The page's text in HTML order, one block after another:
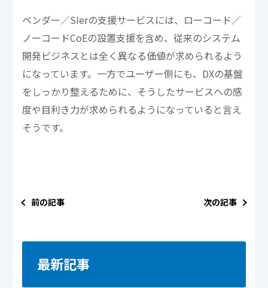
ベンダー／SIerの支援サービスには、ローコード／
ノーコードCoEの設置支援を含め、従来のシステム
開発ビジネスとは全く異なる価値が求められるよう
になっています。一方でユーザー側にも、DXの基盤
をしっかり整えるために、そうしたサービスへの感
度や目利き力が求められるようになっていると言え
そうです。
前の記事 次の記事
最新記事